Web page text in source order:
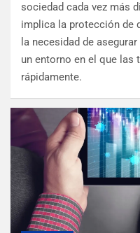
sociedad cada vez más
implica la protección de
la necesidad de
un entorno en el que las
rápidamente.